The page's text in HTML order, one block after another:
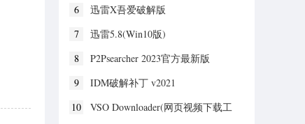
6
迅雷X吾爱破解版
7
迅雷5.8(Win10版)
8
P2Psearcher 2023官方最新版
9
IDM破解补丁 v2021
10
VSO Downloader(网页视频下载工